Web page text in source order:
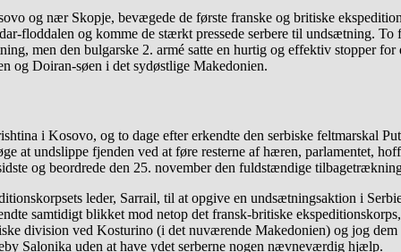
og nær Skopje, bevægede de første franske og britiske
floddalen og komme de stærkt pressede serbere til undsætning.
men den bulgarske 2. armé satte en hurtig og effektiv stopper
og Doiran-søen i det sydøstlige Makedonien.
i Kosovo, og to dage efter erkendte den serbiske feltmarskal
at undslippe fjenden ved at føre resterne af hæren, parlamentet,
og beordrede den 25. november den fuldstændige
leder, Sarrail, til at opgive en undsætningsaktion i
samtidigt blikket mod netop det fransk-britiske
division ved Kosturino (i det nuværende Makedonien) og jog
Salonika uden at have ydet serberne nogen nævneværdig hjælp.